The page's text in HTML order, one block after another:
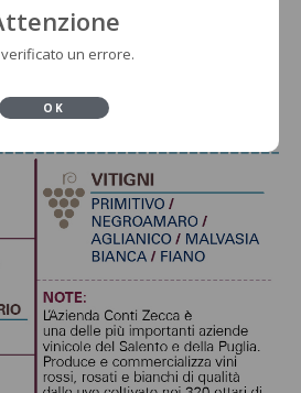
verificato un errore.
OK